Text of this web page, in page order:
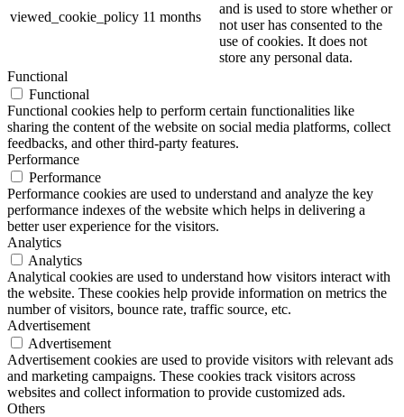
viewed_cookie_policy 11 months
and is used to store whether or
not user has consented to the
use of cookies. It does not
store any personal data.
Functional
Functional
Functional cookies help to perform certain functionalities like
sharing the content of the website on social media platforms, collect
feedbacks, and other third-party features.
Performance
Performance
Performance cookies are used to understand and analyze the key
performance indexes of the website which helps in delivering a
better user experience for the visitors.
Analytics
Analytics
Analytical cookies are used to understand how visitors interact with
the website. These cookies help provide information on metrics the
number of visitors, bounce rate, traffic source, etc.
Advertisement
Advertisement
Advertisement cookies are used to provide visitors with relevant ads
and marketing campaigns. These cookies track visitors across
websites and collect information to provide customized ads.
Others